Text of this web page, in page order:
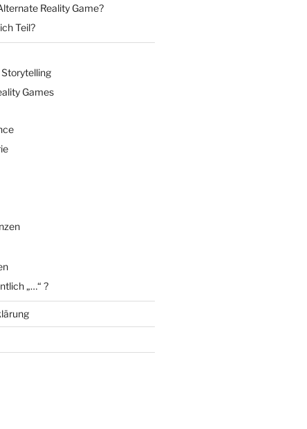
Reality Game?
Teil?
Games
„…“ ?